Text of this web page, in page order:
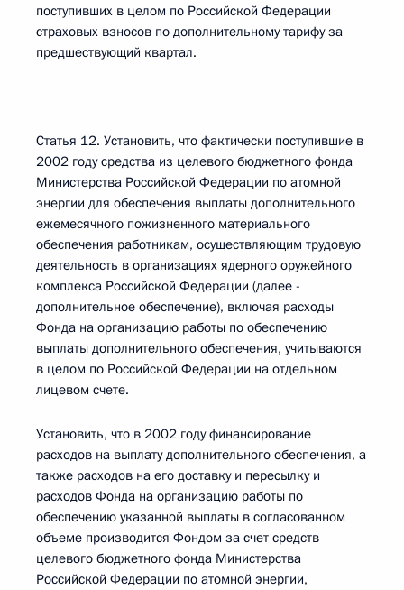
поступивших в целом по Российской Федерации
страховых взносов по дополнительному тарифу за
предшествующий квартал.
Статья 12. Установить, что фактически поступившие в
2002 году средства из целевого бюджетного фонда
Министерства Российской Федерации по атомной
энергии для обеспечения выплаты дополнительного
ежемесячного пожизненного материального
обеспечения работникам, осуществляющим трудовую
деятельность в организациях ядерного оружейного
комплекса Российской Федерации (далее -
дополнительное обеспечение), включая расходы
Фонда на организацию работы по обеспечению
выплаты дополнительного обеспечения, учитываются
в целом по Российской Федерации на отдельном
лицевом счете.
Установить, что в 2002 году финансирование
расходов на выплату дополнительного обеспечения, а
также расходов на его доставку и пересылку и
расходов Фонда на организацию работы по
обеспечению указанной выплаты в согласованном
объеме производится Фондом за счет средств
целевого бюджетного фонда Министерства
Российской Федерации по атомной энергии,